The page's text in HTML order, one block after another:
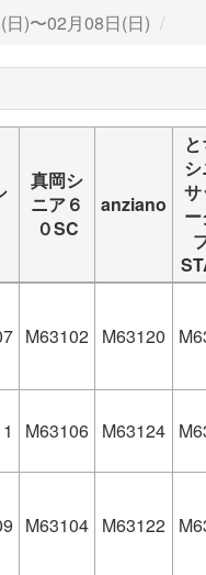
)〜02月08日(日)
真岡シ
ニア６
０SC
anziano
サ
ー
M63102 M63120
M63106 M63124
M63104 M63122